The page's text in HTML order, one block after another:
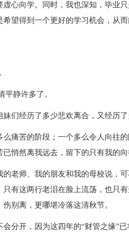
心向学。同时，我也深知，毕业
望得到一个更好的学习机会，从
静许多了。
们经历了多少悲欢离合，又经历了
痛苦的阶段；一个多么令人向往
悄然离我远去，留下的只有我的向
老师、我的朋友和我的母校说，
有这两行老泪在脸上流荡，也只
别离，更哪堪冷落这清秋节。
分开，因为这四年的“财管之缘”